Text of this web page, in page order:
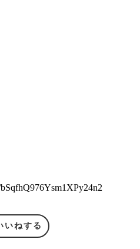
bSqfhQ976Ysm1XPy24n2
いねする